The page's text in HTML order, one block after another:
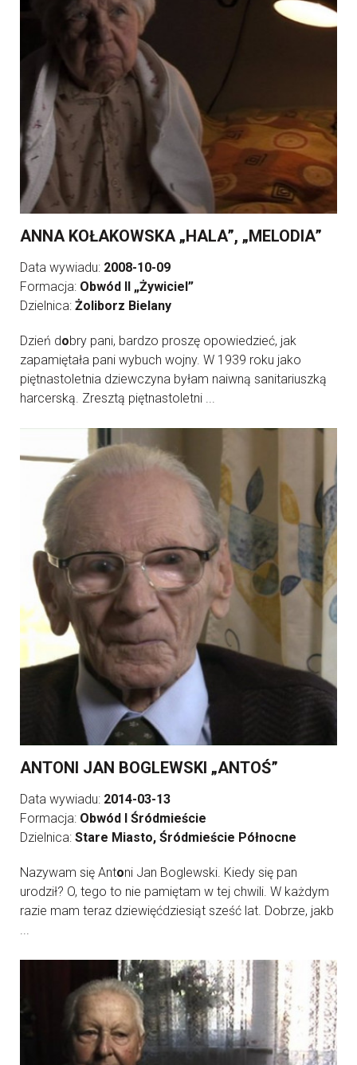
ANNA KOŁAKOWSKA „HALA”, „MELODIA”
Data wywiadu: 2008-10-09
Formacja: Obwód II „Żywiciel”
Dzielnica: Żoliborz Bielany
Dzień dobry pani, bardzo proszę opowiedzieć, jak
zapamiętała pani wybuch wojny. W 1939 roku jako
piętnastoletnia dziewczyna byłam naiwną sanitariuszką
harcerską. Zresztą piętnastoletni ...
ANTONI JAN BOGLEWSKI „ANTOŚ”
Data wywiadu: 2014-03-13
Formacja: Obwód I Śródmieście
Dzielnica: Stare Miasto, Śródmieście Północne
Nazywam się Antoni Jan Boglewski. Kiedy się pan
urodził? O, tego to nie pamiętam w tej chwili. W każdym
razie mam teraz dziewięćdziesiąt sześć lat. Dobrze, jakb
...